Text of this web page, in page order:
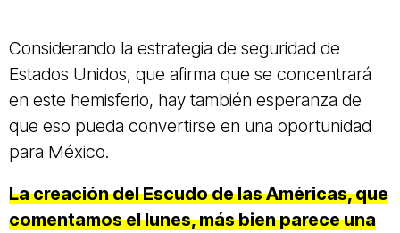
Considerando la estrategia de seguridad de
Estados Unidos, que afirma que se concentrará
en este hemisferio, hay también esperanza de
que eso pueda convertirse en una oportunidad
para México.
La creación del Escudo de las Américas, que
comentamos el lunes, más bien parece una